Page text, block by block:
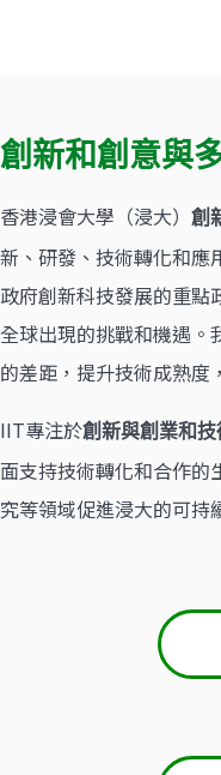
創新和創意與
香港浸會大學（浸大） 創
新、研發、技術轉化和應
政府創新科技發展的重點
全球出現的挑戰和機遇。
的差距，提升技術成熟度
IIT專注於創新與創業和
面支持技術轉化和合作的
究等領域促進浸大的可持